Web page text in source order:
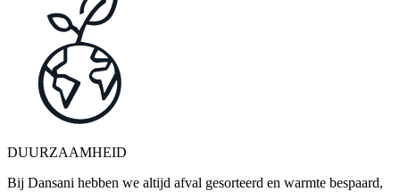
DUURZAAMHEID
Bij Dansani hebben we altijd afval gesorteerd en warmte bespaard,